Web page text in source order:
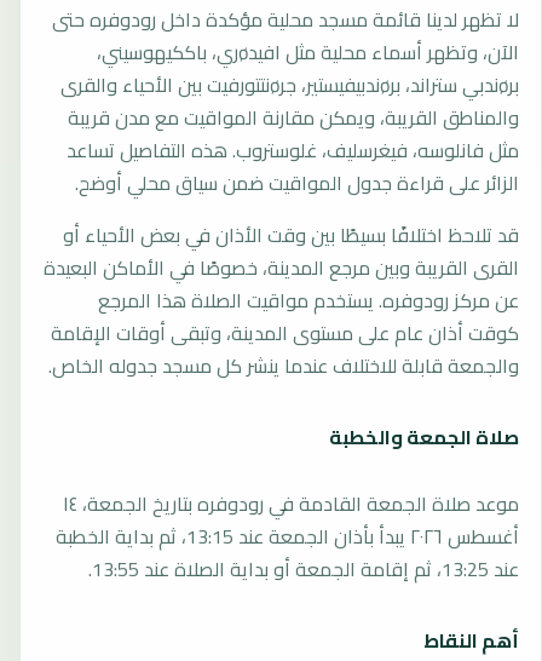
لا تظهر لدينا قائمة مسجد محلية مؤكدة داخل رودوفره حتى
الآن، وتظهر أسماء محلية مثل افيدøري، باككيهوسيني،
برøندبي ستراند، برøندبيفيستير، جرøنتتورفيت بين الأحياء والقرى
والمناطق القريبة، ويمكن مقارنة المواقيت مع مدن قريبة
مثل فانلوسه، فيغرسليف، غلوستروب. هذه التفاصيل تساعد
الزائر على قراءة جدول المواقيت ضمن سياق محلي أوضح.
قد تلاحظ اختلافًا بسيطًا بين وقت الأذان في بعض الأحياء أو
القرى القريبة وبين مرجع المدينة، خصوصًا في الأماكن البعيدة
عن مركز رودوفره. يستخدم مواقيت الصلاة هذا المرجع
كوقت أذان عام على مستوى المدينة، وتبقى أوقات الإقامة
والجمعة قابلة للاختلاف عندما ينشر كل مسجد جدوله الخاص.
صلاة الجمعة والخطبة
موعد صلاة الجمعة القادمة في رودوفره بتاريخ الجمعة، ١٤
أغسطس ٢٠٢٦ يبدأ بأذان الجمعة عند 13:15، ثم بداية الخطبة
عند 13:25، ثم إقامة الجمعة أو بداية الصلاة عند 13:55.
أهم النقاط